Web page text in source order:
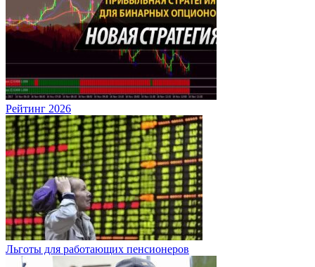
Рейтинг 2026
Льготы для работающих пенсионеров